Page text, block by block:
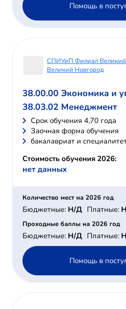
Помощь в
СПИУиП Филиал Великий
Великий Новгород
38.00.00 Экономика и
38.03.02 Менеджмент
Cрок обучения 4,70 года
Заочная форма обучения
бакалавриат и
Стоимость обучения 2026:
нет данных
Количество мест на 2026 год
Бюджетные: Н/Д Платные:
Проходные баллы на 2026 год
Бюджетные: Н/Д Платные:
Помощь в